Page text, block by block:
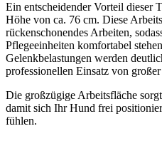
Ein entscheidender Vorteil dieser
Höhe von ca. 76 cm. Diese
rückenschonendes Arbeiten,
Pflegeeinheiten komfortabel
Gelenkbelastungen werden
professionellen Einsatz von
Die großzügige Arbeitsfläche
damit sich Ihr Hund frei
fühlen.